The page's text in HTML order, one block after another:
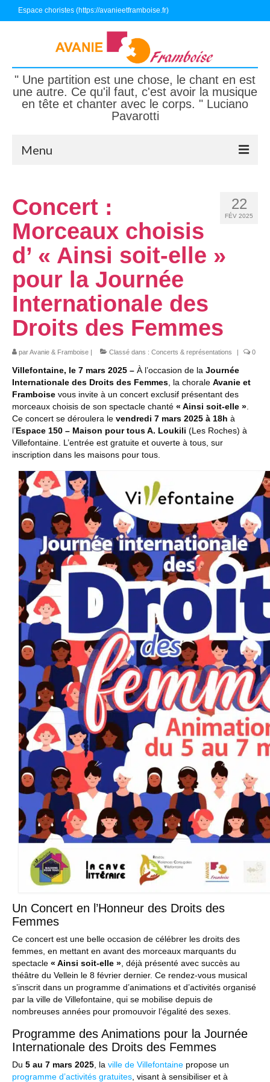
Espace choristes (https://avanieetframboise.fr)
" Une partition est une chose, le chant en est
une autre. Ce qu'il faut, c'est avoir la musique
en tête et chanter avec le corps. " Luciano
Pavarotti
Menu
Nous connaître
Nous écouter, nous suivre
Nous rejoindre
Nous contacter
22
FÉV 2025
Concert :
Morceaux choisis
d’ « Ainsi soit-elle »
pour la Journée
Internationale des
Droits des Femmes
parAvanie & Framboise Classé dans : Concerts & représentations 0
Villefontaine, le 7 mars 2025 – À l’occasion de la Journée
Internationale des Droits des Femmes, la chorale Avanie et
Framboise vous invite à un concert exclusif présentant des
morceaux choisis de son spectacle chanté « Ainsi soit-elle ».
Ce concert se déroulera le vendredi 7 mars 2025 à 18h à
l’Espace 150 – Maison pour tous A. Loukili (Les Roches) à
Villefontaine. L’entrée est gratuite et ouverte à tous, sur
inscription dans les maisons pour tous.
Un Concert en l’Honneur des Droits des
Femmes
Ce concert est une belle occasion de célébrer les droits des
femmes, en mettant en avant des morceaux marquants du
spectacle « Ainsi soit-elle » , déjà présenté avec succès au
théâtre du Vellein le 8 février dernier. Ce rendez-vous musical
s’inscrit dans un programme d’animations et d’activités organisé
par la ville de Villefontaine, qui se mobilise depuis de
nombreuses années pour promouvoir l’égalité des sexes.
Programme des Animations pour la Journée
Internationale des Droits des Femmes
Du 5 au 7 mars 2025 , la ville de Villefontaine propose un
programme d’activités gratuites , visant à sensibiliser et à